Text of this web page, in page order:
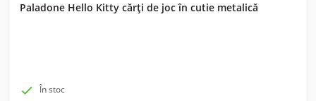
Paladone Hello Kitty cărți de joc în cutie metalică
 În stoc